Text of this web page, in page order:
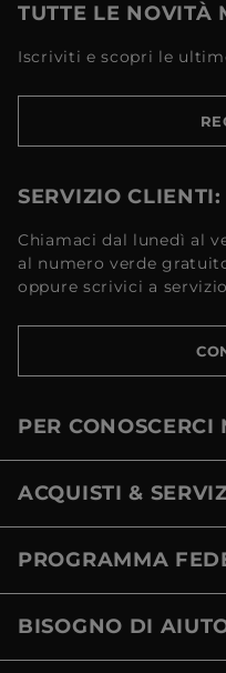
TUTTE LE NOVITÀ
Iscriviti e scopri le
SERVIZIO CLIENTI:
Chiamaci dal lunedì al
al numero verde
oppure scrivici a
PER CONOSCERCI
ACQUISTI &
PROGRAMMA
BISOGNO DI